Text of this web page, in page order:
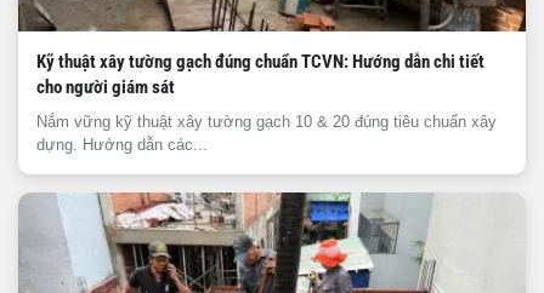
Kỹ thuật xây tường gạch đúng chuẩn TCVN: Hướng dẫn chi tiết
cho người giám sát
Nắm vững kỹ thuật xây tường gạch 10 & 20 đúng tiêu chuẩn xây
dựng. Hướng dẫn các...